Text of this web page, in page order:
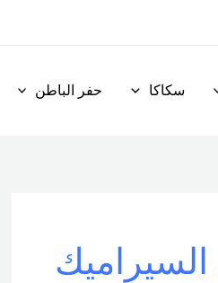
سكاكا حفر الباطن
السيراميك